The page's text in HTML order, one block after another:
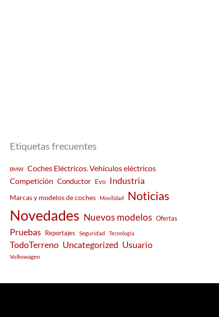
Etiquetas frecuentes
BMW
Coches Eléctricos. Vehículos eléctricos
Competición Conductor Evo Industria
Marcas y modelos de coches Movilidad Noticias
Novedades Nuevos modelos Ofertas
Pruebas Reportajes Seguridad Tecnología
TodoTerreno Uncategorized Usuario
Volkswagen